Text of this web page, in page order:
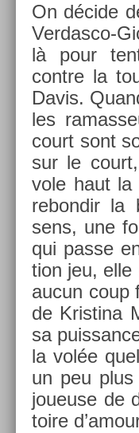
On décide
Verdasco-
là pour
con­tre la
Davis.
les
court sont
sur le
vole haut la
re­bon­dir la
sens, une
qui passe
tion jeu, elle
aucun coup
de Kris­tina
sa
la volée
un peu plus
joueuse de
toire